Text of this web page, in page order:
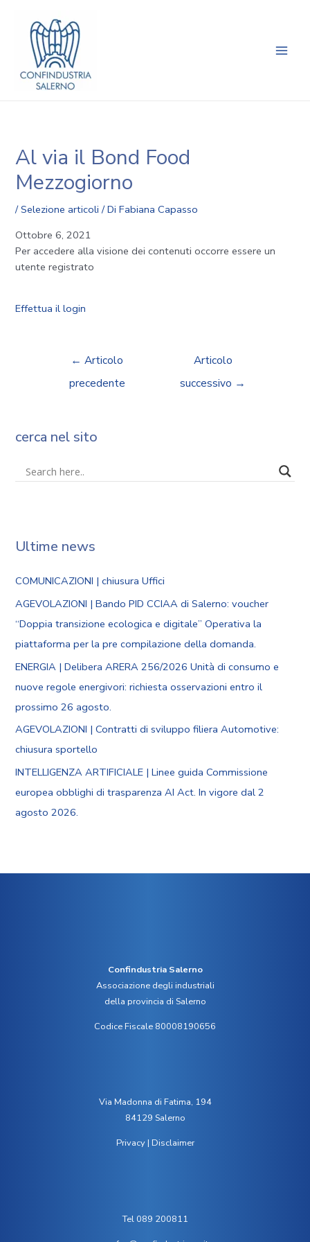
contenuto
Al via il Bond Food
Mezzogiorno
/Selezione articoli / DiFabiana Capasso
Ottobre 6, 2021
Per accedere alla visione dei contenuti occorre essere un
utente registrato
Effettua il login
articoli
← Articolo
precedente
Articolo
successivo →
cerca nel sito
Ultime news
COMUNICAZIONI | chiusura Uffici
AGEVOLAZIONI | Bando PID CCIAA di Salerno: voucher
“Doppia transizione ecologica e digitale” Operativa la
piattaforma per la pre compilazione della domanda.
ENERGIA | Delibera ARERA 256/2026 Unità di consumo e
nuove regole energivori: richiesta osservazioni entro il
prossimo 26 agosto.
AGEVOLAZIONI | Contratti di sviluppo filiera Automotive:
chiusura sportello
INTELLIGENZA ARTIFICIALE | Linee guida Commissione
europea obblighi di trasparenza AI Act. In vigore dal 2
agosto 2026.
Confindustria Salerno
Associazione degli industriali
della provincia di Salerno
Codice Fiscale 80008190656
Via Madonna di Fatima, 194
84129 Salerno
Privacy| Disclaimer
Tel 089 200811